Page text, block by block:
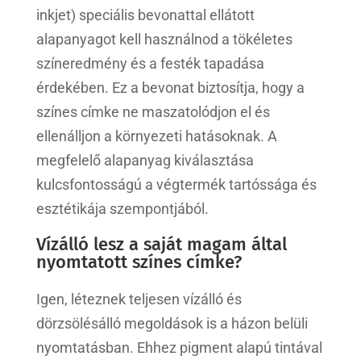
inkjet) speciális bevonattal ellátott
alapanyagot kell használnod a tökéletes
színeredmény és a festék tapadása
érdekében. Ez a bevonat biztosítja, hogy a
színes címke ne maszatolódjon el és
ellenálljon a környezeti hatásoknak. A
megfelelő alapanyag kiválasztása
kulcsfontosságú a végtermék tartóssága és
esztétikája szempontjából.
Vízálló lesz a saját magam által
nyomtatott színes címke?
Igen, léteznek teljesen vízálló és
dörzsölésálló megoldások is a házon belüli
nyomtatásban. Ehhez pigment alapú tintával